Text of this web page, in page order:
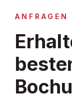
ANFRAGEN